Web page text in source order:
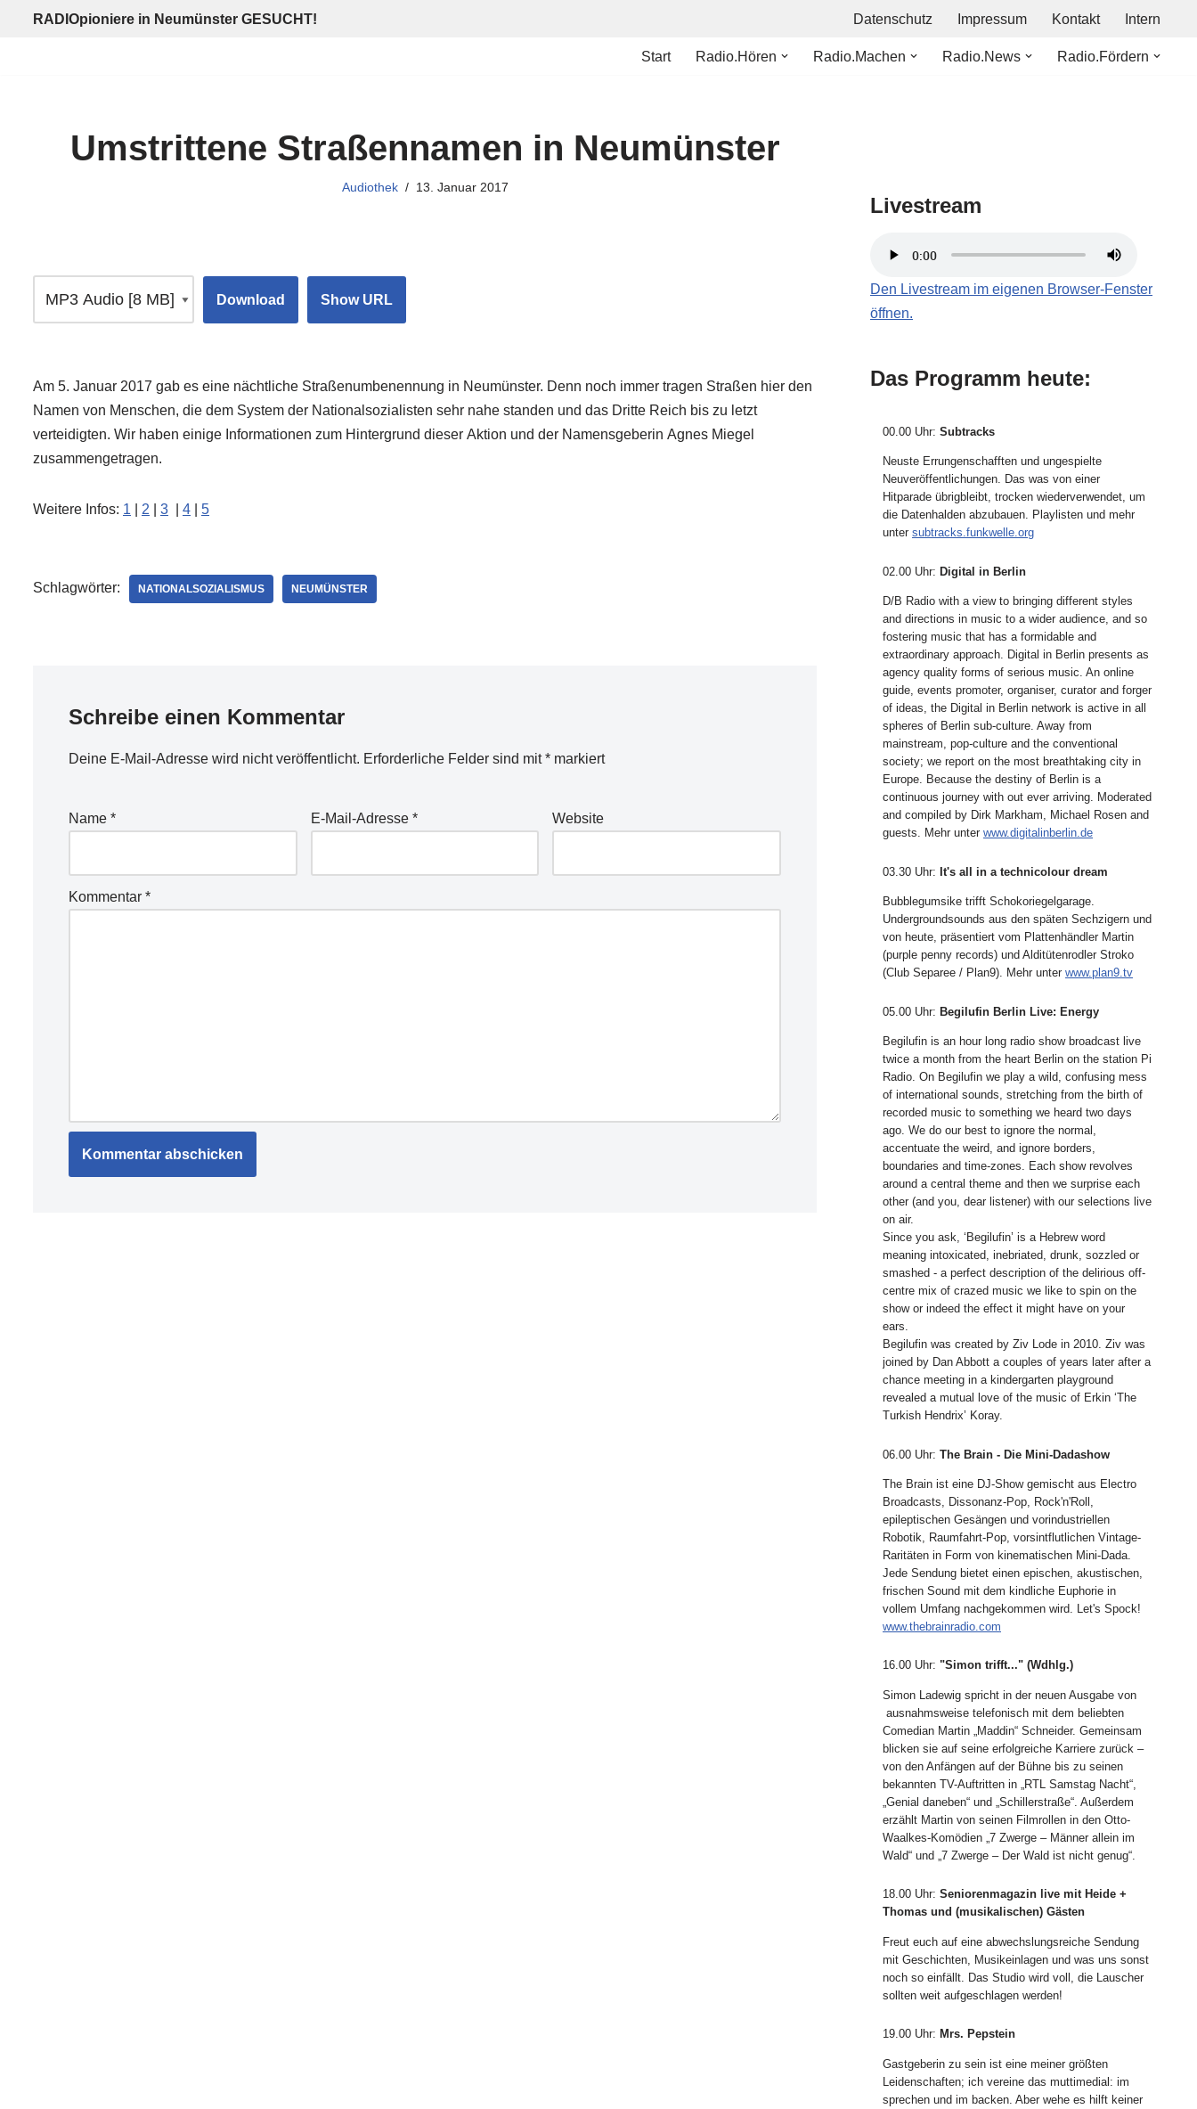
RADIOpioniere in Neumünster GESUCHT! Datenschutz Impressum Kontakt Intern
Start Radio.Hören Radio.Machen Radio.News Radio.Fördern
Umstrittene Straßennamen in Neumünster
Audiothek 13. Januar 2017
Download Show URL
Am 5. Januar 2017 gab es eine nächtliche Straßenumbenennung in Neumünster. Denn noch immer tragen Straßen hier den
Namen von Menschen, die dem System der Nationalsozialisten sehr nahe standen und das Dritte Reich bis zu letzt
verteidigten. Wir haben einige Informationen zum Hintergrund dieser Aktion und der Namensgeberin Agnes Miegel
zusammengetragen.
Weitere Infos: 1 2 3 4 5
Schlagwörter: NATIONALSOZIALISMUS NEUMÜNSTER
Schreibe einen Kommentar
Deine E-Mail-Adresse wird nicht veröffentlicht. Erforderliche Felder sind mit* markiert
Name * E-Mail-Adresse * Website
Kommentar *
Livestream
Den Livestream im eigenen Browser-Fenster
öffnen.
Das Programm heute:
00.00 Uhr: Subtracks
Neuste Errungenschafften und ungespielte
Neuveröffentlichungen. Das was von einer
Hitparade übrigbleibt, trocken wiederverwendet, um
die Datenhalden abzubauen. Playlisten und mehr
unter subtracks.funkwelle.org
02.00 Uhr: Digital in Berlin
D/B Radio with a view to bringing different styles
and directions in music to a wider audience, and so
fostering music that has a formidable and
extraordinary approach. Digital in Berlin presents as
agency quality forms of serious music. An online
guide, events promoter, organiser, curator and forger
of ideas, the Digital in Berlin network is active in all
spheres of Berlin sub-culture. Away from
mainstream, pop-culture and the conventional
society; we report on the most breathtaking city in
Europe. Because the destiny of Berlin is a
continuous journey with out ever arriving. Moderated
and compiled by Dirk Markham, Michael Rosen and
guests. Mehr unter www.digitalinberlin.de
03.30 Uhr: It's all in a technicolour dream
Bubblegumsike trifft Schokoriegelgarage.
Undergroundsounds aus den späten Sechzigern und
von heute, präsentiert vom Plattenhändler Martin
(purple penny records) und Alditütenrodler Stroko
(Club Separee / Plan9). Mehr unter www.plan9.tv
05.00 Uhr: Begilufin Berlin Live: Energy
Begilufin is an hour long radio show broadcast live
twice a month from the heart Berlin on the station Pi
Radio. On Begilufin we play a wild, confusing mess
of international sounds, stretching from the birth of
recorded music to something we heard two days
ago. We do our best to ignore the normal,
accentuate the weird, and ignore borders,
boundaries and time-zones. Each show revolves
around a central theme and then we surprise each
other (and you, dear listener) with our selections live
on air.
Since you ask, ‘Begilufin’ is a Hebrew word
meaning intoxicated, inebriated, drunk, sozzled or
smashed - a perfect description of the delirious off-
centre mix of crazed music we like to spin on the
show or indeed the effect it might have on your
ears.
Begilufin was created by Ziv Lode in 2010. Ziv was
joined by Dan Abbott a couples of years later after a
chance meeting in a kindergarten playground
revealed a mutual love of the music of Erkin ‘The
Turkish Hendrix’ Koray.
06.00 Uhr: The Brain - Die Mini-Dadashow
The Brain ist eine DJ-Show gemischt aus Electro
Broadcasts, Dissonanz-Pop, Rock'n'Roll,
epileptischen Gesängen und vorindustriellen
Robotik, Raumfahrt-Pop, vorsintflutlichen Vintage-
Raritäten in Form von kinematischen Mini-Dada.
Jede Sendung bietet einen epischen, akustischen,
frischen Sound mit dem kindliche Euphorie in
vollem Umfang nachgekommen wird. Let's Spock!
www.thebrainradio.com
16.00 Uhr: "Simon trifft..." (Wdhlg.)
Simon Ladewig spricht in der neuen Ausgabe von
ausnahmsweise telefonisch mit dem beliebten
Comedian Martin „Maddin“ Schneider. Gemeinsam
blicken sie auf seine erfolgreiche Karriere zurück –
von den Anfängen auf der Bühne bis zu seinen
bekannten TV-Auftritten in „RTL Samstag Nacht“,
„Genial daneben“ und „Schillerstraße“. Außerdem
erzählt Martin von seinen Filmrollen in den Otto-
Waalkes-Komödien „7 Zwerge – Männer allein im
Wald“ und „7 Zwerge – Der Wald ist nicht genug“.
18.00 Uhr: Seniorenmagazin live mit Heide +
Thomas und (musikalischen) Gästen
Freut euch auf eine abwechslungsreiche Sendung
mit Geschichten, Musikeinlagen und was uns sonst
noch so einfällt. Das Studio wird voll, die Lauscher
sollten weit aufgeschlagen werden!
19.00 Uhr: Mrs. Pepstein
Gastgeberin zu sein ist eine meiner größten
Leidenschaften; ich vereine das muttimedial: im
sprechen und im backen. Aber wehe es hilft keiner